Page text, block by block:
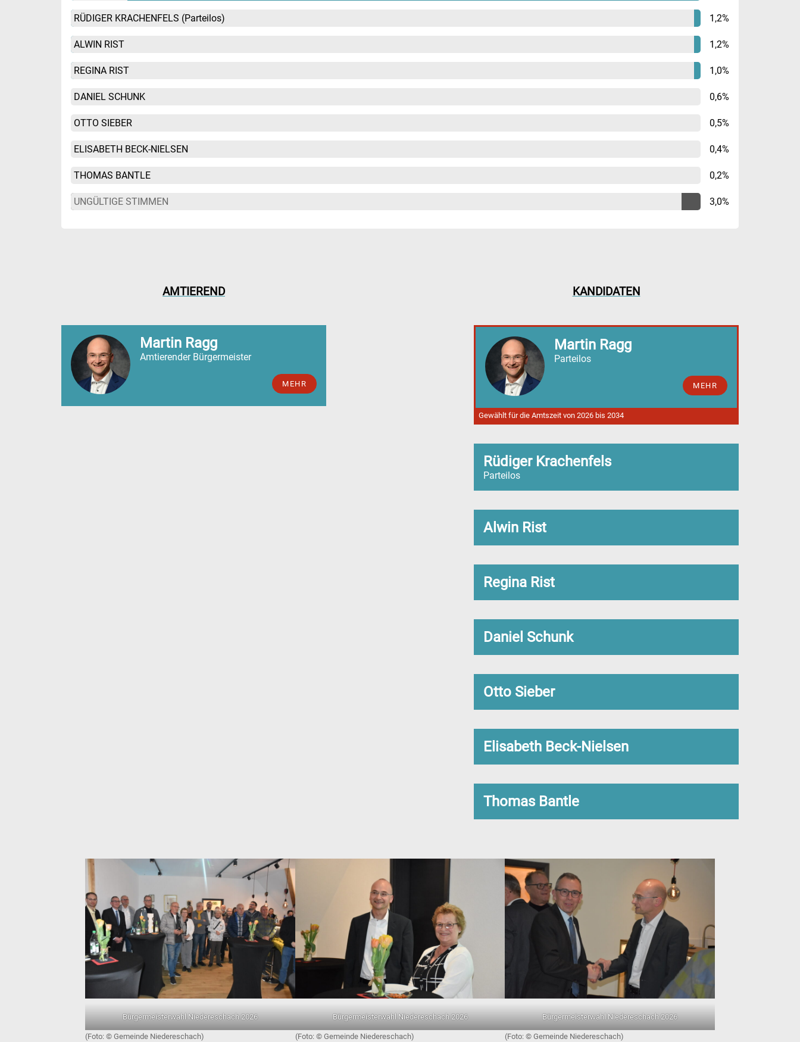
RÜDIGER KRACHENFELS (Parteilos) 1,2%
ALWIN RIST 1,2%
REGINA RIST 1,0%
DANIEL SCHUNK 0,6%
OTTO SIEBER 0,5%
ELISABETH BECK-NIELSEN 0,4%
THOMAS BANTLE 0,2%
UNGÜLTIGE STIMMEN 3,0%
AMTIEREND
Martin Ragg
Amtierender Bürgermeister
MEHR
KANDIDATEN
Martin Ragg
Parteilos
MEHR
Gewählt für die Amtszeit von 2026 bis 2034
Rüdiger Krachenfels
Parteilos
Alwin Rist
Regina Rist
Daniel Schunk
Otto Sieber
Elisabeth Beck-Nielsen
Thomas Bantle
Bürgermeisterwahl Niedereschach 2026
Gemeinde Niedereschach)
Bürgermeisterwahl Niedereschach 2026
Gemeinde Niedereschach)
Bürgermeisterwahl Niedereschach 2026
Gemeinde Niedereschach)